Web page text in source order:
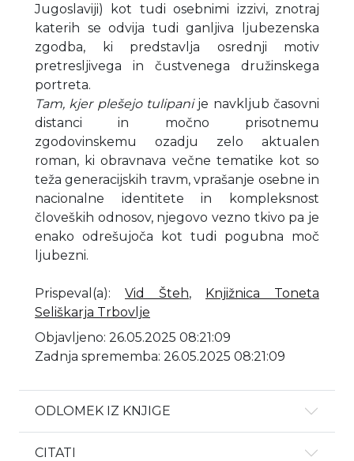
Jugoslaviji) kot tudi osebnimi izzivi, znotraj
katerih se odvija tudi ganljiva ljubezenska
zgodba, ki predstavlja osrednji motiv
pretresljivega in čustvenega družinskega
portreta.
Tam, kjer plešejo tulipani je navkljub časovni
distanci in močno prisotnemu
zgodovinskemu ozadju zelo aktualen
roman, ki obravnava večne tematike kot so
teža generacijskih travm, vprašanje osebne in
nacionalne identitete in kompleksnost
človeških odnosov, njegovo vezno tkivo pa je
enako odrešujoča kot tudi pogubna moč
ljubezni.
Prispeval(a): Vid Šteh, Knjižnica Toneta
Seliškarja Trbovlje
Objavljeno: 26.05.2025 08:21:09
Zadnja sprememba: 26.05.2025 08:21:09
ODLOMEK IZ KNJIGE
CITATI